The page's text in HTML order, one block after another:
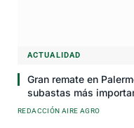
ACTUALIDAD
Gran remate en
subastas más
REDACCIÓN AIRE AGRO